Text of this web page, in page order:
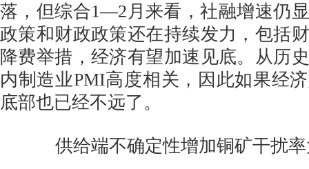
落，但综合1—2月来看，社融增速仍
政策和财政政策还在持续发力，包括
降费举措，经济有望加速见底。从历
内制造业PMI高度相关，因此如果经
底部也已经不远了。
供给端不确定性增加铜矿干扰率